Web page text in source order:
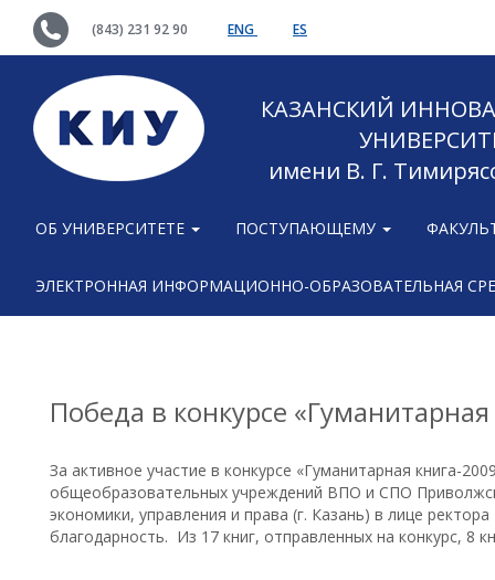
(843) 231 92 90 ENG ES
КАЗАНСКИЙ
имени В. Г.
ОБ УНИВЕРСИТЕТЕ ПОСТУПАЮЩЕМУ
ЭЛЕКТРОННАЯ ИНФОРМАЦИОННО-ОБРАЗОВАТЕЛЬНАЯ
Победа в конкурсе
За активное участие в конкурсе «Гуманитарная книга-
общеобразовательных учреждений ВПО и СПО
экономики, управления и права (г. Казань) в лице
благодарность. Из 17 книг, отправленных на конкурс, 8